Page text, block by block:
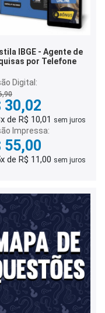
IBGE - Agente de
por Telefone
Digital:
30,02
de R$ 10,01 sem juros
Impressa:
55,00
de R$ 11,00 sem juros